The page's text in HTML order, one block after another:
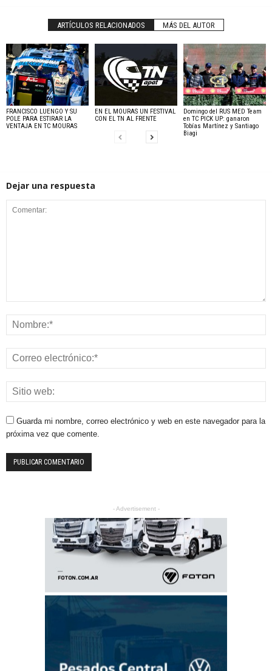
ARTÍCULOS RELACIONADOS MÁS DEL AUTOR
FRANCISCO LUENGO Y SU
POLE PARA ESTIRAR LA
VENTAJA EN TC MOURAS
EN EL MOURAS UN FESTIVAL
CON EL TN AL FRENTE
Domingo del RUS MED Team
en TC PICK UP: ganaron
Tobías Martínez y Santiago
Biagi
Dejar una respuesta
Guarda mi nombre, correo electrónico y web en este navegador para la
próxima vez que comente.
- Advertisement -